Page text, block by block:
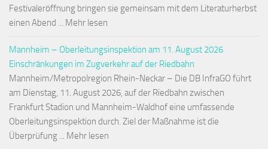
Festivaleröffnung bringen sie gemeinsam mit dem Literaturherbst
einen Abend ... Mehr lesen
Mannheim – Oberleitungsinspektion am 11. August 2026
Einschränkungen im Zugverkehr auf der Riedbahn
Mannheim/Metropolregion Rhein-Neckar – Die DB InfraGO führt
am Dienstag, 11. August 2026, auf der Riedbahn zwischen
Frankfurt Stadion und Mannheim-Waldhof eine umfassende
Oberleitungsinspektion durch. Ziel der Maßnahme ist die
Überprüfung ... Mehr lesen